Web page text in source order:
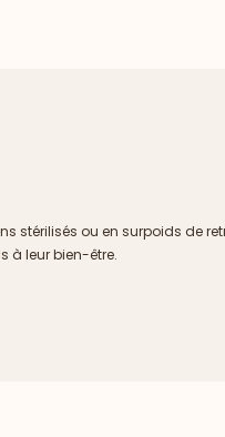
stérilisés ou en surpoids
à leur bien-être.